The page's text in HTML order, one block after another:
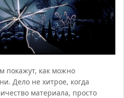
покажут, как можно
Дело не хитрое, когда
материала, просто